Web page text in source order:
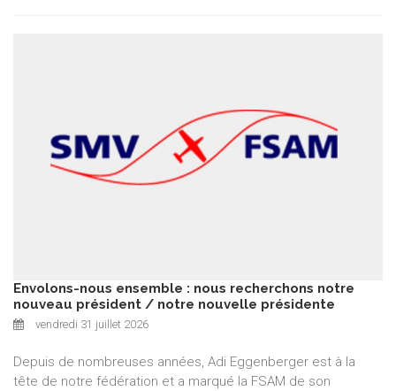
Envolons-nous ensemble : nous recherchons notre
nouveau président / notre nouvelle présidente
vendredi 31 juillet 2026
Depuis de nombreuses années, Adi Eggenberger est à la
tête de notre fédération et a marqué la FSAM de son